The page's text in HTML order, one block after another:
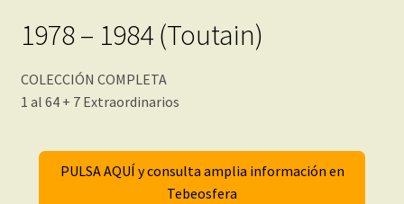
1978 – 1984 (Toutain)
COLECCIÓN COMPLETA
1 al 64 + 7 Extraordinarios
PULSA AQUÍ y consulta amplia información en
Tebeosfera